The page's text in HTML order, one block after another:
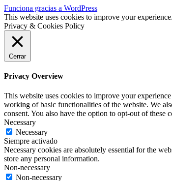
Funciona gracias a WordPress
This website uses cookies to improve your
Privacy & Cookies Policy
Cerrar
Privacy Overview
This website uses cookies to improve your
working of basic functionalities of the website. We
consent. You also have the option to opt-out of
Necessary
Necessary
Siempre activado
Necessary cookies are absolutely essential for the
store any personal information.
Non-necessary
Non-necessary